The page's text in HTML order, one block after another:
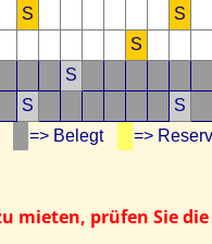
S S
S
S
S S
=> Belegt =>
mieten, prüfen Sie die